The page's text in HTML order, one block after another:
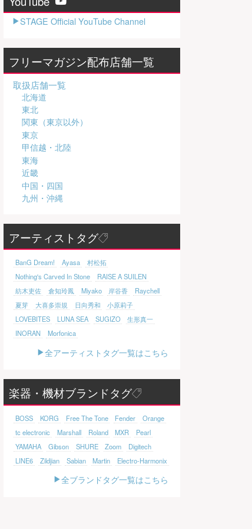
STAGE Official YouTube Channel
フリーマガジン配布店舗一覧
取扱店舗一覧
北海道
東北
関東（東京以外）
東京
甲信越・北陸
東海
近畿
中国・四国
九州・沖縄
アーティストタグ
BanG Dream! Ayasa
村松拓
Nothing's Carved In Stone
RAISE A SUILEN
紡木吏佐
倉知玲鳳 Miyako 岸谷香
Raychell
夏芽
大喜多崇規 日向秀和
小原莉子
LOVEBITES
LUNA SEA SUGIZO
生形真一
INORAN
Morfonica
全アーティストタグ一覧はこちら
楽器・機材ブランドタグ
BOSS KORG Free The Tone Fender
Orange
tc electronic
Marshall Roland MXR
Pearl
YAMAHA
Gibson SHURE Zoom
Digitech
LINE6
Zildjian Sabian Martin Electro-Harmonix
全ブランドタグ一覧はこちら